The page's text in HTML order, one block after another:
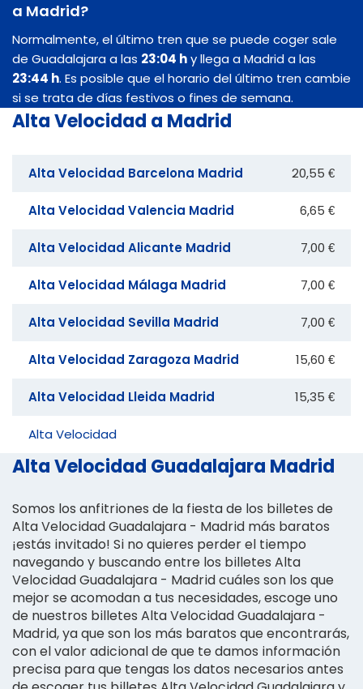
a Madrid?
Normalmente, el último tren que se puede coger sale
de Guadalajara a las 23:04 hy llega a Madrid a las
23:44 h. Es posible que el horario del último tren cambie
si se trata de días festivos o fines de semana.
Alta Velocidad a Madrid
Alta Velocidad Barcelona Madrid 20,55 €
Alta Velocidad Valencia Madrid 6,65 €
Alta Velocidad Alicante Madrid 7,00 €
Alta Velocidad Málaga Madrid 7,00 €
Alta Velocidad Sevilla Madrid 7,00 €
Alta Velocidad Zaragoza Madrid 15,60 €
Alta Velocidad Lleida Madrid 15,35 €
Alta Velocidad
Alta Velocidad Guadalajara Madrid
Somos los anfitriones de la fiesta de los billetes de
Alta Velocidad Guadalajara - Madrid más baratos
¡estás invitado! Si no quieres perder el tiempo
navegando y buscando entre los billetes Alta
Velocidad Guadalajara - Madrid cuáles son los que
mejor se acomodan a tus necesidades, escoge uno
de nuestros billetes Alta Velocidad Guadalajara -
Madrid, ya que son los más baratos que encontrarás,
con el valor adicional de que te damos información
precisa para que tengas los datos necesarios antes